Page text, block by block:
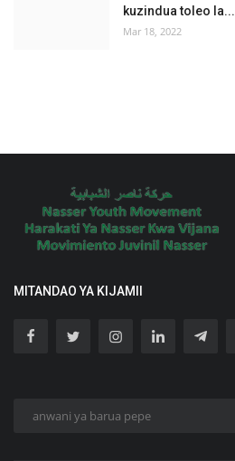
kuzindua toleo la...
Mar 18, 2022
MITANDAO YA KIJAMII